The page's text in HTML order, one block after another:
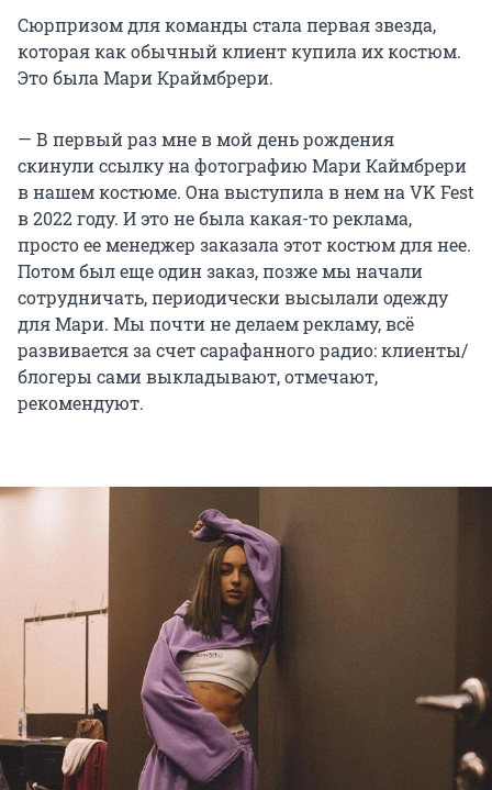
Сюрпризом для команды стала первая звезда,
которая как обычный клиент купила их костюм.
Это была Мари Краймбрери.
— В первый раз мне в мой день рождения
скинули ссылку на фотографию Мари Каймбрери
в нашем костюме. Она выступила в нем на VK Fest
в 2022 году. И это не была какая-то реклама,
просто ее менеджер заказала этот костюм для нее.
Потом был еще один заказ, позже мы начали
сотрудничать, периодически высылали одежду
для Мари. Мы почти не делаем рекламу, всё
развивается за счет сарафанного радио: клиенты/
блогеры сами выкладывают, отмечают,
рекомендуют.